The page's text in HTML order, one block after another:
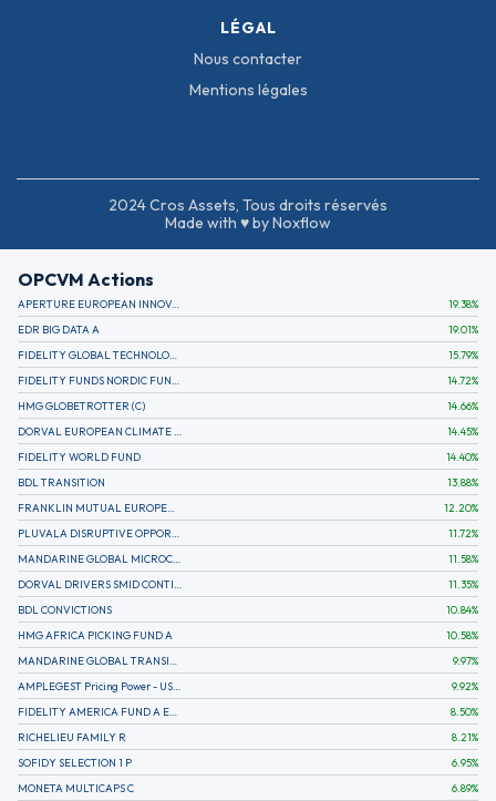
LÉGAL
Nous contacter
Mentions légales
2024 Cros Assets, Tous droits réservés
Made with ♥ by Noxflow
OPCVM Actions
APERTURE EUROPEAN INNOVATION 19.38%
EDR BIG DATA A
19.01%
15.79%
14.72%
HMG GLOBETROTTER (C)
14.66%
14.45%
FIDELITY WORLD FUND
14.40%
BDL TRANSITION
13.88%
12.20%
11.72%
11.58%
11.35%
BDL CONVICTIONS
10.84%
HMG AFRICA PICKING FUND A
10.58%
9.97%
9.92%
8.50%
RICHELIEU FAMILY R
8.21%
SOFIDY SELECTION 1 P
6.95%
MONETA MULTICAPS C
6.89%